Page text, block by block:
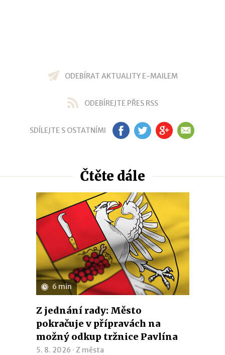
ODEBÍRAT AKTUALITY E-MAILEM
ODEBÍREJTE PŘES RSS
SDÍLEJTE S OSTATNÍMI FB TW GP EM
Čtěte dále
6 min
Z jednání rady: Město
pokračuje v přípravách na
možný odkup tržnice Pavlína
5. 8. 2026 · Z města